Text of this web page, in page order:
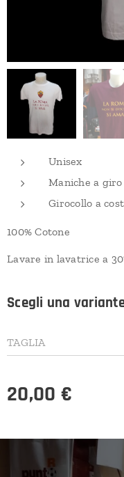
Unisex
Maniche a giro
Girocollo a
100% Cotone
Lavare in lavatrice a
Scegli una
TAGLIA
20,00 €